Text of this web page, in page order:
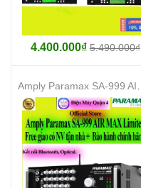
4.400.000₫5.490.000₫